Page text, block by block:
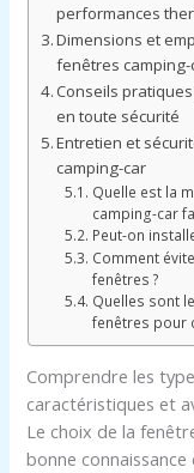
performances
Dimensions et
fenêtres camping-
Conseils
en toute sécurité
Entretien et
camping-car
Quelle est la
camping-car
Peut-on
Comment
fenêtres ?
Quelles sont
fenêtres pour
Comprendre les
caractéristiques et
Le choix de la
bonne